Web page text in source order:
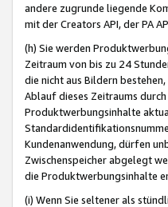
andere zugrunde liegende
mit der Creators API, der PA
(h) Sie werden
Zeitraum von bis zu 24
die nicht aus Bildern
Ablauf dieses Zeitraums
Produktwerbungsinhalte
Kundenanwendung, dürfen
Zwischenspeicher abgelegt
die Produktwerbungsinhalte
(i) Wenn Sie seltener als